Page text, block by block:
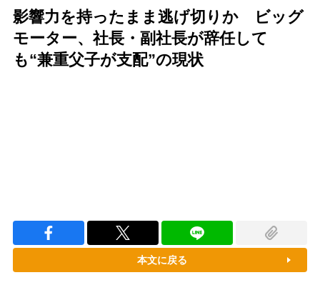
影響力を持ったまま逃げ切りか ビッグ
モーター、社長・副社長が辞任して
も“兼重父子が支配”の現状
本文に戻る